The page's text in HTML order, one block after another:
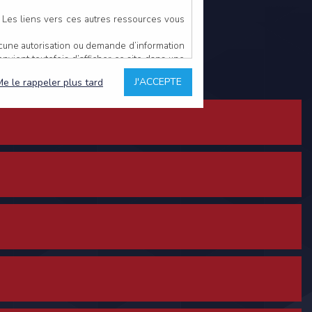
liens vers ces autres ressources vous
autorisation ou demande d’information
toutefois d’afficher ce site dans une
estime non conforme à l’objet du site
comme étant fiables.
avoir fait l’objet de mises à jour. En
l’utilisateur, qui assume la totalité des
l’interprétation ou de l’utilisation des
hors du contrôle de l’EDITEUR, et
J'ACCEPTE
le rappeler plus tard